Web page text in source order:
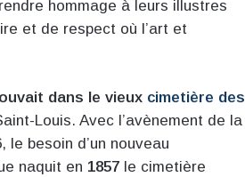
hommage à leurs illustres
et de respect où l’art et
dans le vieux cimetière des
Louis. Avec l’avènement de la
besoin d’un nouveau
naquit en 1857 le cimetière